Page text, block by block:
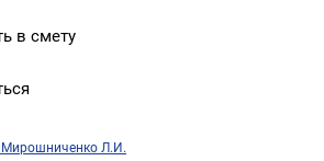
в смету
Л.И.